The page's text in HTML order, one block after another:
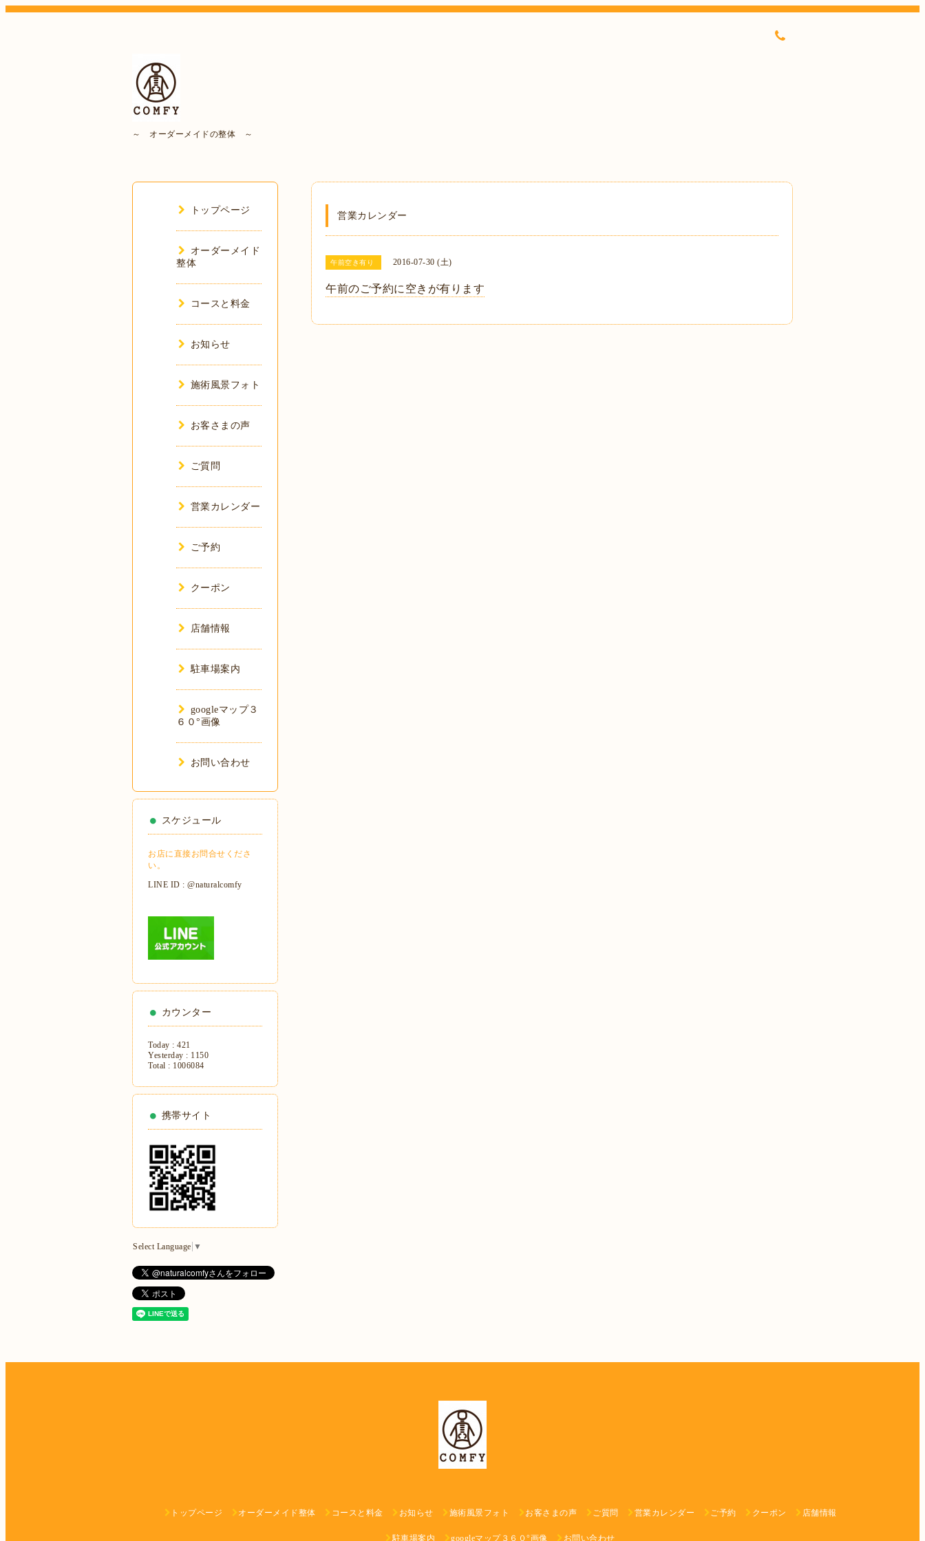
～ オーダーメイドの整体 ～
営業カレンダー
午前空き有り 2016-07-30 (土)
午前のご予約に空きが有ります
トップページ
オーダーメイド
整体
コースと料金
お知らせ
施術風景フォト
お客さまの声
ご質問
営業カレンダー
ご予約
クーポン
店舗情報
駐車場案内
googleマップ３
６０°画像
お問い合わせ
スケジュール
お店に直接お問合せくださ
い。
LINE ID : @naturalcomfy
カウンター
Today : 421
Yesterday : 1150
Total : 1006084
携帯サイト
Select Language ▼
トップページ オーダーメイド整体 コースと料金 お知らせ 施術風景フォト お客さまの声 ご質問 営業カレンダー ご予約 クーポン 店舗情報
駐車場案内 googleマップ３６０°画像 お問い合わせ